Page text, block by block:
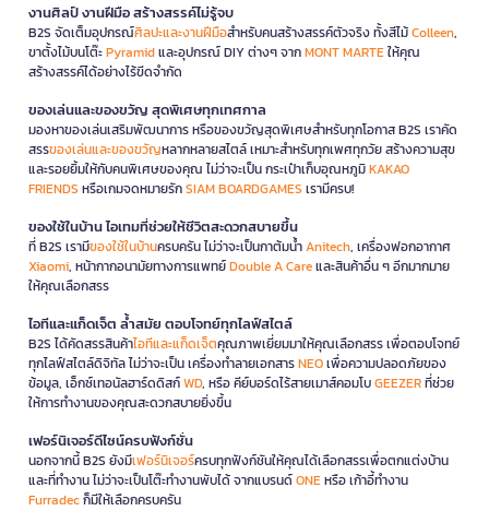
งานศิลป์ งานฝีมือ สร้างสรรค์ไม่รู้จบ
B2S จัดเต็มอุปกรณ์ศิลปะและงานฝีมือสำหรับคนสร้างสรรค์ตัวจริง ทั้งสีไม้Colleen,
ขาตั้งไม้บนโต๊ะPyramidและอุปกรณ์ DIY ต่างๆ จากMONT MARTEให้คุณ
สร้างสรรค์ได้อย่างไร้ขีดจำกัด
ของเล่นและของขวัญ สุดพิเศษทุกเทศกาล
มองหาของเล่นเสริมพัฒนาการ หรือของขวัญสุดพิเศษสำหรับทุกโอกาส B2S เราคัด
สรรของเล่นและของขวัญหลากหลายสไตล์ เหมาะสำหรับทุกเพศทุกวัย สร้างความสุข
และรอยยิ้มให้กับคนพิเศษของคุณ ไม่ว่าจะเป็น กระเป๋าเก็บอุณหภูมิKAKAO
FRIENDS หรือเกมจดหมายรักSIAM BOARDGAMES เรามีครบ!
ของใช้ในบ้าน ไอเทมที่ช่วยให้ชีวิตสะดวกสบายขึ้น
ที่ B2S เรามีของใช้ในบ้านครบครัน ไม่ว่าจะเป็นกาต้มน้ำAnitech, เครื่องฟอกอากาศ
Xiaomi, หน้ากากอนามัยทางการแพทย์Double A Careและสินค้าอื่น ๆ อีกมากมาย
ให้คุณเลือกสรร
ไอทีและแก็ดเจ็ต ล้ำสมัย ตอบโจทย์ทุกไลฟ์สไตล์
B2S ได้คัดสรรสินค้าไอทีและแก็ดเจ็ตคุณภาพเยี่ยมมาให้คุณเลือกสรร เพื่อตอบโจทย์
ทุกไลฟ์สไตล์ดิจิทัล ไม่ว่าจะเป็น เครื่องทำลายเอกสารNEOเพื่อความปลอดภัยของ
ข้อมูล, เอ็กซ์เทอนัลฮาร์ดดิสก์WD, หรือ คีย์บอร์ดไร้สายเมาส์คอมโบGEEZERที่ช่วย
ให้การทำงานของคุณสะดวกสบายยิ่งขึ้น
เฟอร์นิเจอร์ดีไซน์ครบฟังก์ชั่น
นอกจากนี้ B2S ยังมีเฟอร์นิเจอร์ครบทุกฟังก์ชันให้คุณได้เลือกสรรเพื่อตกแต่งบ้าน
และที่ทำงาน ไม่ว่าจะเป็นโต๊ะทำงานพับได้ จากแบรนด์ONEหรือ เก้าอี้ทำงาน
Furradecก็มีให้เลือกครบครัน